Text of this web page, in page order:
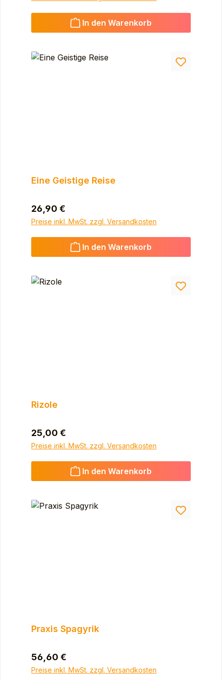
In den Warenkorb
Eine Geistige Reise
Regulärer Preis:
26,90 €
Preise inkl. MwSt. zzgl. Versandkosten
In den Warenkorb
Rizole
Regulärer Preis:
25,00 €
Preise inkl. MwSt. zzgl. Versandkosten
In den Warenkorb
Praxis Spagyrik
Regulärer Preis:
56,60 €
Preise inkl. MwSt. zzgl. Versandkosten